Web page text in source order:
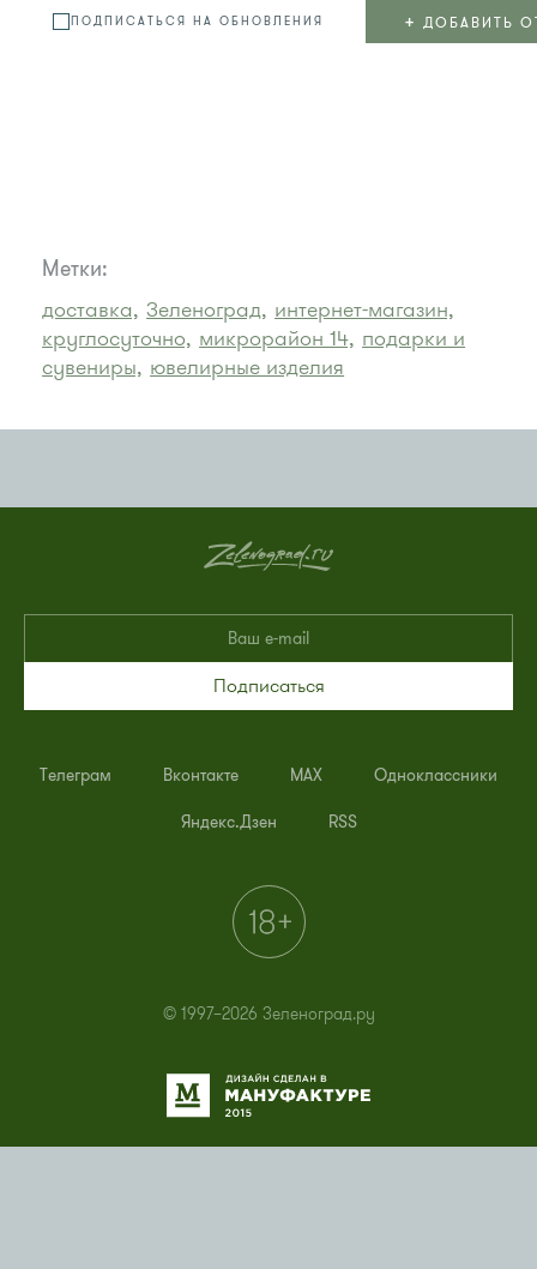
ПОДПИСАТЬСЯ НА ОБНОВЛЕНИЯ + ДОБАВИТЬ
Метки:
доставка, Зеленоград, интернет-магазин,
круглосуточно, микрорайон 14, подарки и
сувениры, ювелирные изделия
Подписаться
Телеграм Вконтакте MAX Одноклассники
Яндекс.Дзен RSS
© 1997–2026 Зеленоград.ру